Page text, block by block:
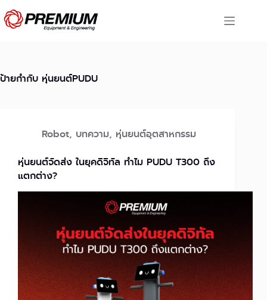
Skip
to
content
ป้ายกำกับ หุ่นยนต์PUDU
Robot, บทความ, หุ่นยนต์อุตสาหกรรม
หุ่นยนต์จัดส่ง ในยุคดิจิทัล ทำไม PUDU T300 ถึง
แตกต่าง?